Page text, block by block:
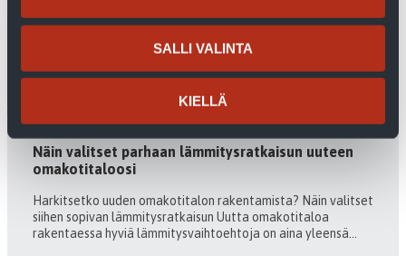
SALLI VALINTA
KIELLÄ
Näin valitset parhaan lämmitysratkaisun uuteen
omakotitaloosi
Harkitsetko uuden omakotitalon rakentamista? Näin valitset
siihen sopivan lämmitysratkaisun Uutta omakotitaloa
rakentaessa hyviä lämmitysvaihtoehtoja on aina yleensä...